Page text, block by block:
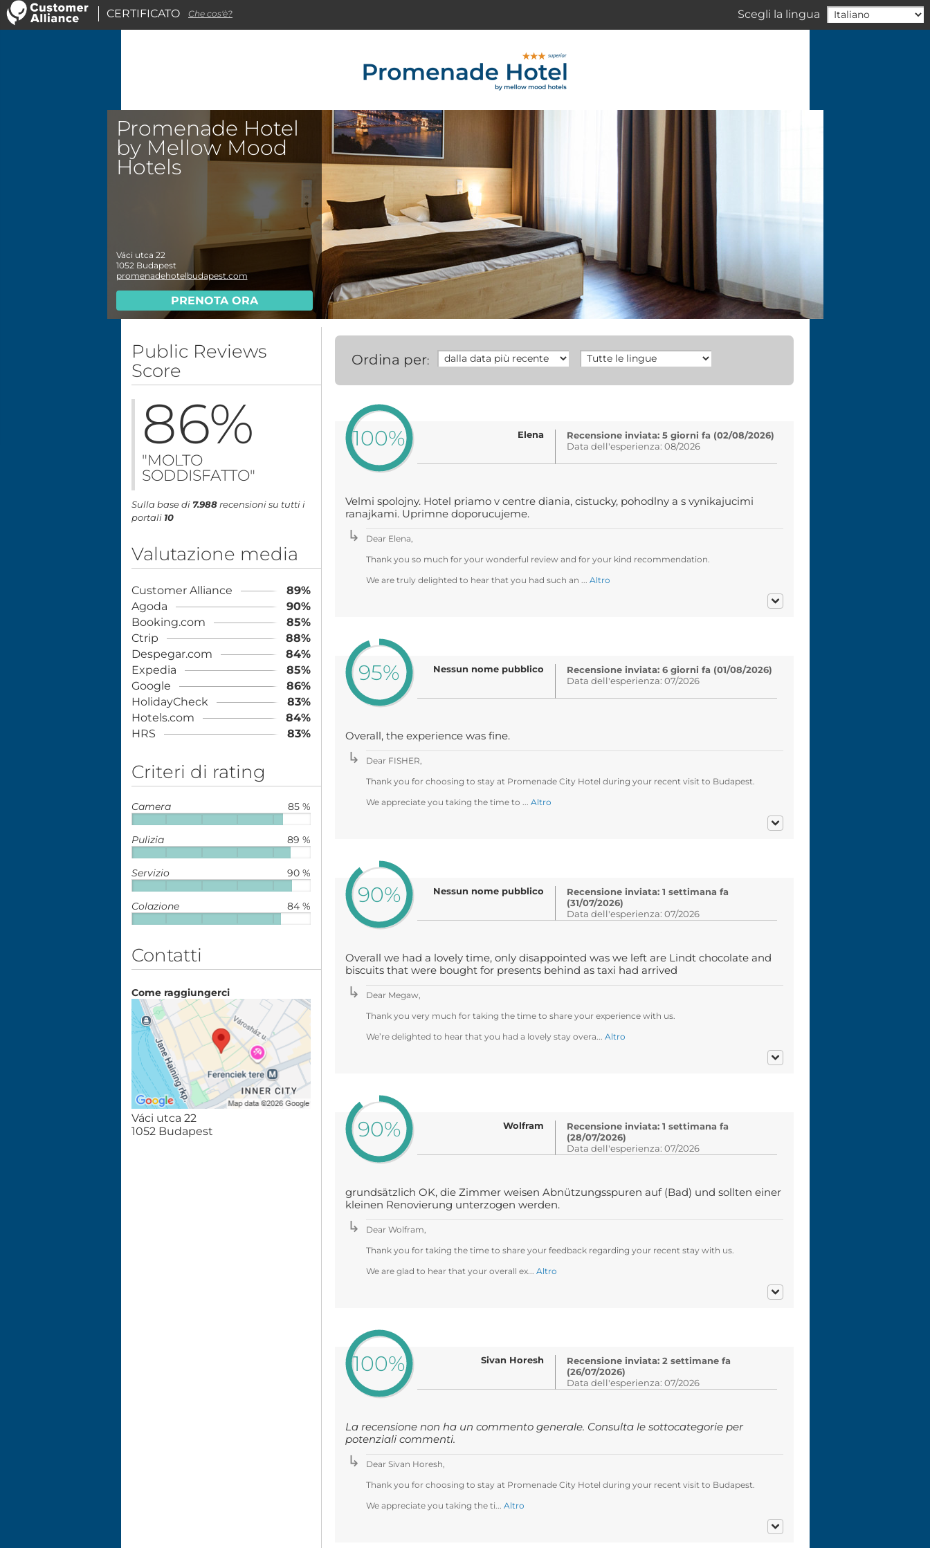
Scegli la lingua
Promenade Hotel
by Mellow Mood
Hotels
Váci utca 22
1052 Budapest
promenadehotelbudapest.com
PRENOTA ORA
Public Reviews
Score
86%
"MOLTO
SODDISFATTO"
Sulla base di 7.988recensioni su tutti i
portali 10
Valutazione media
Customer Alliance
89%
Agoda
90%
Booking.com
85%
Ctrip
88%
Despegar.com
84%
Expedia
85%
Google
86%
HolidayCheck
83%
Hotels.com
84%
HRS
83%
Criteri di rating
85 %
Camera
89 %
Pulizia
90 %
Servizio
84 %
Colazione
Contatti
Come raggiungerci
Váci utca 22
1052 Budapest
Ordina per:
100% Elena
Recensione inviata: 5 giorni fa (02/08/2026)
Data dell'esperienza: 08/2026
Velmi spolojny. Hotel priamo v centre diania, cistucky, pohodlny a s vynikajucimi
ranajkami. Uprimne doporucujeme.
Dear Elena,
Thank you so much for your wonderful review and for your kind recommendation.
We are truly delighted to hear that you had such an ... Altro
95% Nessun nome pubblico
Recensione inviata: 6 giorni fa (01/08/2026)
Data dell'esperienza: 07/2026
Overall, the experience was fine.
Dear FISHER,
Thank you for choosing to stay at Promenade City Hotel during your recent visit to Budapest.
We appreciate you taking the time to ... Altro
90% Nessun nome pubblico
Recensione inviata: 1 settimana fa
(31/07/2026)
Data dell'esperienza: 07/2026
Overall we had a lovely time, only disappointed was we left are Lindt chocolate and
biscuits that were bought for presents behind as taxi had arrived
Dear Megaw,
Thank you very much for taking the time to share your experience with us.
We’re delighted to hear that you had a lovely stay overa... Altro
90% Wolfram
Recensione inviata: 1 settimana fa
(28/07/2026)
Data dell'esperienza: 07/2026
grundsätzlich OK, die Zimmer weisen Abnützungsspuren auf (Bad) und sollten einer
kleinen Renovierung unterzogen werden.
Dear Wolfram,
Thank you for taking the time to share your feedback regarding your recent stay with us.
We are glad to hear that your overall ex... Altro
100% Sivan Horesh
Recensione inviata: 2 settimane fa
(26/07/2026)
Data dell'esperienza: 07/2026
La recensione non ha un commento generale. Consulta le sottocategorie per
potenziali commenti.
Dear Sivan Horesh,
Thank you for choosing to stay at Promenade City Hotel during your recent visit to Budapest.
We appreciate you taking the ti... Altro
CERTIFICATO Che cos'è?